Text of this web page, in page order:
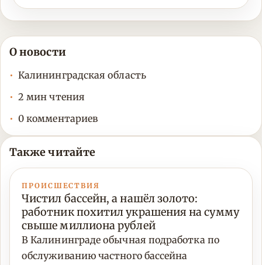
О новости
Калининградская область
2 мин чтения
0 комментариев
Также читайте
ПРОИСШЕСТВИЯ
Чистил бассейн, а нашёл золото:
работник похитил украшения на сумму
свыше миллиона рублей
В Калининграде обычная подработка по
обслуживанию частного бассейна